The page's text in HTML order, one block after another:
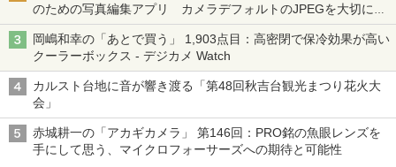
のための写真編集アプリ カメラデフォルトのJPEGを大切にす
る「Filmator」
岡嶋和幸の「あとで買う」 1,903点目：高密閉で保冷効果が高い
クーラーボックス - デジカメ Watch
カルスト台地に音が響き渡る「第48回秋吉台観光まつり花火大
会」
赤城耕一の「アカギカメラ」 第146回：PRO銘の魚眼レンズを
手にして思う、マイクロフォーサーズへの期待と可能性